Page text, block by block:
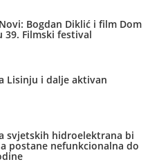
Bogdan Diklić i film Dom
39. Filmski festival
Lisinju i dalje aktivan
svjetskih hidroelektrana bi
postane nefunkcionalna do